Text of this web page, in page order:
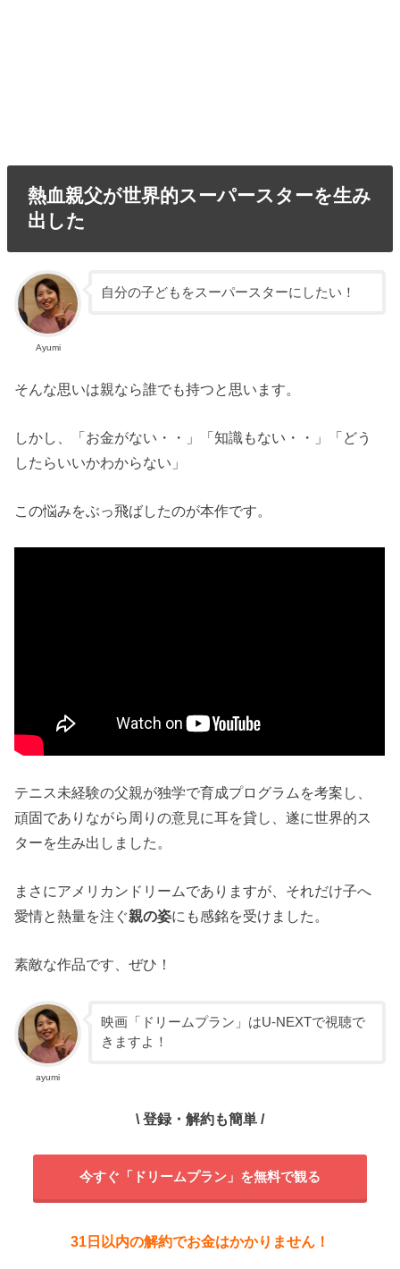
熱血親父が世界的スーパースターを生み
出した
Ayumi
自分の子どもをスーパースターにしたい！
そんな思いは親なら誰でも持つと思います。
しかし、「お金がない・・」「知識もない・・」「どう
したらいいかわからない」
この悩みをぶっ飛ばしたのが本作です。
テニス未経験の父親が独学で育成プログラムを考案し、
頑固でありながら周りの意見に耳を貸し、遂に世界的ス
ターを生み出しました。
まさにアメリカンドリームでありますが、それだけ子へ
愛情と熱量を注ぐ親の姿にも感銘を受けました。
素敵な作品です、ぜひ！
ayumi
映画「ドリームプラン」はU-NEXTで視聴で
きますよ！
\ 登録・解約も簡単 /
今すぐ「ドリームプラン」を無料で観る
31日以内の解約でお金はかかりません！